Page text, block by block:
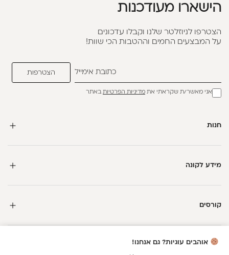
הישארו מעודכנות
הצטרפו לניוזלטר שלנו וקבלו עדכונים
על המבצעים החמים וההטבות הכי שוות!
אני מאשר/ת שקראתי את מדיניות הפרטיותבאתר
חנות
מידע לקונה
קורסים
אוהבים עוגיות? גם אנחנו!